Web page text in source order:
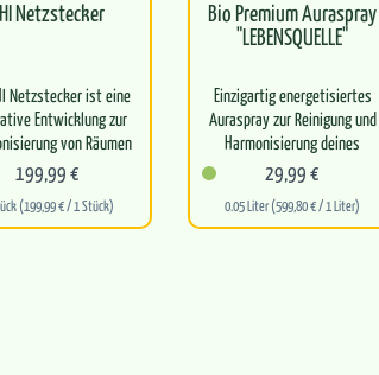
Netzstecker
Netzstecker ist eine
Entwicklung zur
von Räumen
und Häusern und zur
199,99 €
(199,99 € / 1 Stück)
Bio Premium Auraspray
"LEBENSQUELLE"
Einzigartig energetisiertes
Auraspray zur Reinigung und
Harmonisierung deines
Energiefeldes mit dem
wundervollen Duft der Rose
in…
29,99 €
0.05 Liter (599,80 € / 1 Liter)